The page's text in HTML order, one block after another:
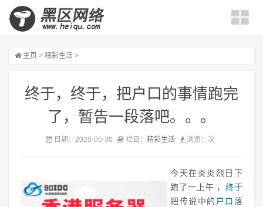
主页 > 精彩生活 >
终于，终于，把户口的事情跑完
了，暂告一段落吧。。。
日期：2020-05-30 栏目： 精彩生活 浏览： 次
今天在炎炎烈日下
跑了一上午 ，终于
把传说中的 户口落